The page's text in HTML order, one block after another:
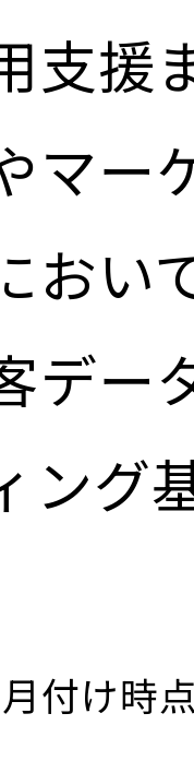
支援
マー
おい
デー
ング
付け時点